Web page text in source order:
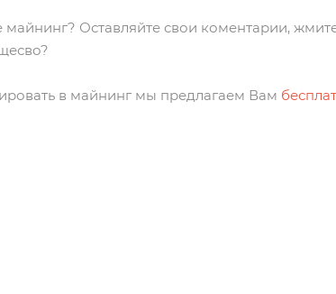
майнинг? Оставляйте свои коментарии,
в майнинг мы предлагаем Вам